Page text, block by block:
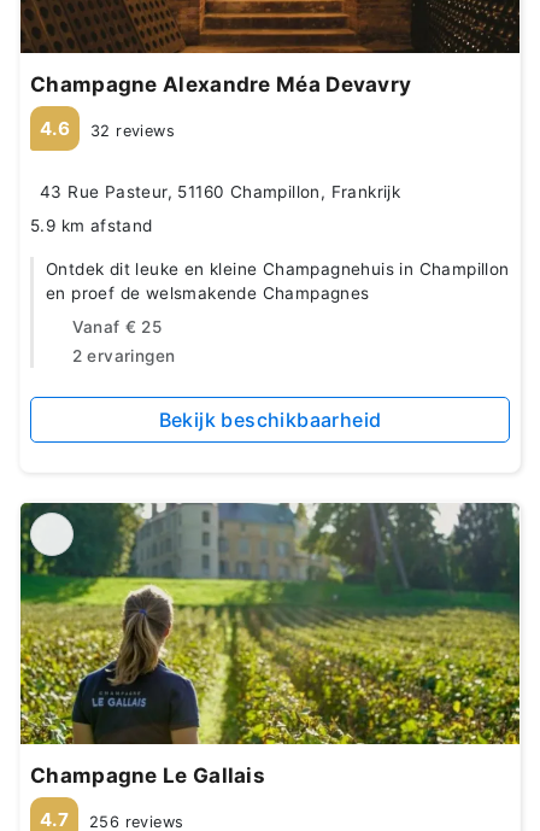
Champagne Alexandre Méa Devavry
4.6 32 reviews
43 Rue Pasteur, 51160 Champillon, Frankrijk
5.9 km afstand
Ontdek dit leuke en kleine Champagnehuis in Champillon
en proef de welsmakende Champagnes
Vanaf € 25
2 ervaringen
Bekijk beschikbaarheid
Champagne Le Gallais
4.7 256 reviews